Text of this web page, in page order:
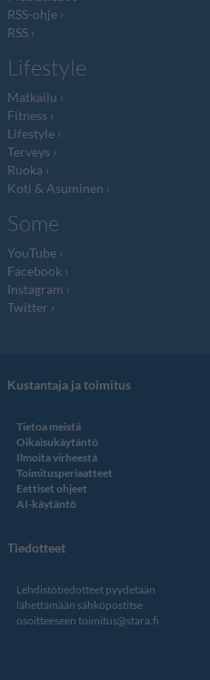
RSS-ohje
RSS
Lifestyle
Matkailu
Fitness
Lifestyle
Terveys
Ruoka
Koti & Asuminen
Some
YouTube
Facebook
Instagram
Twitter
Kustantaja ja toimitus
Tietoa meistä
Oikaisukäytäntö
Ilmoita virheestä
Toimitusperiaatteet
Eettiset ohjeet
AI-käytäntö
Tiedotteet
Lehdistötiedotteet pyydetään
lähettämään sähköpostitse
osoitteeseen toimitus@stara.fi